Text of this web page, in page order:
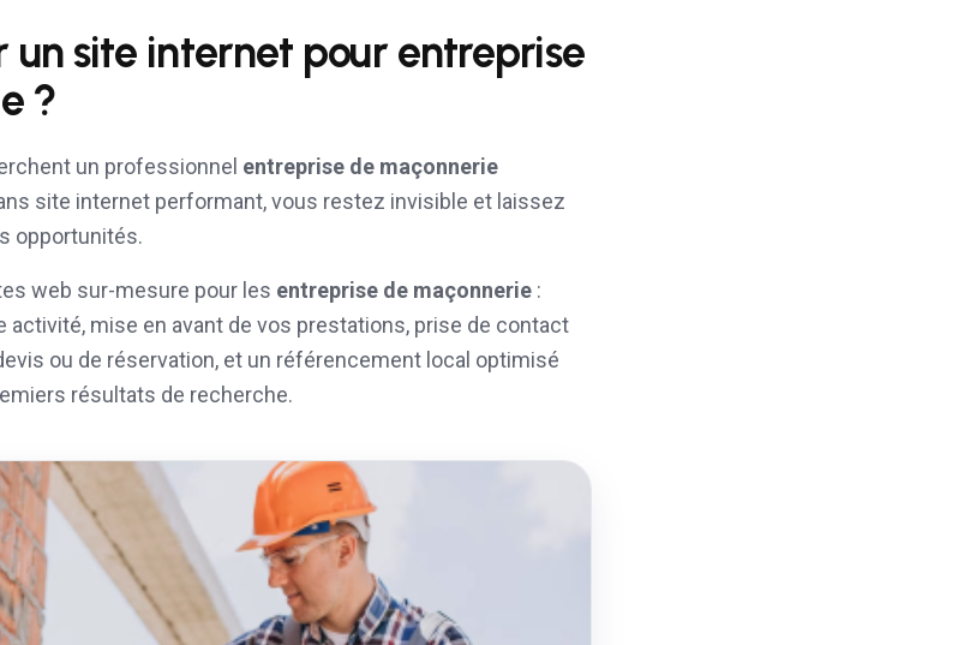
un site internet pour entreprise
?
un professionnel entreprise de maçonnerie
site internet performant, vous restez invisible et laissez
opportunités.
web sur-mesure pour les entreprise de maçonnerie :
activité, mise en avant de vos prestations, prise de contact
ou de réservation, et un référencement local optimisé
résultats de recherche.